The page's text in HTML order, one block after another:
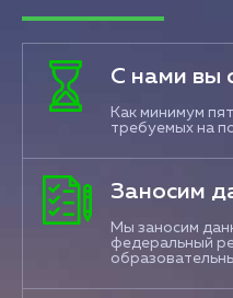
С нами вы
Как минимум
требуемых на
Заносим
Мы заносим
федеральный